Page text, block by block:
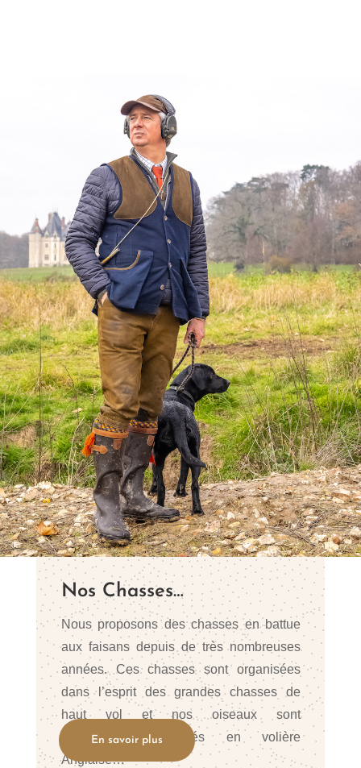
Nos Chasses…
Nous proposons des chasses en battue
aux faisans depuis de très nombreuses
années. Ces chasses sont organisées
dans l’esprit des grandes chasses de
haut vol et nos oiseaux sont
principalement élevés en volière
Anglaise…
En savoir plus